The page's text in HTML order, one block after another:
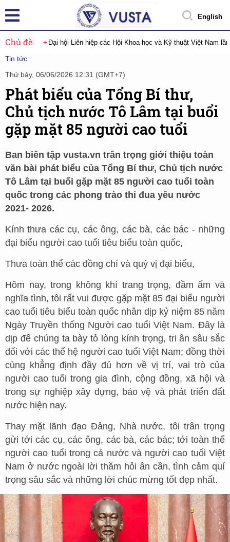
English
Chủ đề: Đại hội Liên hiệp các Hội Khoa học và Kỹ thuật Việt Nam
Tin tức
Thứ bảy, 06/06/2026 12:31 (GMT+7)
Phát biểu của Tổng Bí thư,
Chủ tịch nước Tô Lâm tại buổi
gặp mặt 85 người cao tuổi
Ban biên tập vusta.vn trân trọng giới thiệu toàn
văn bài phát biểu của Tổng Bí thư, Chủ tịch nước
Tô Lâm tại buổi gặp mặt 85 người cao tuổi toàn
quốc trong các phong trào thi đua yêu nước
2021- 2026.
Kính thưa các cụ, các ông, các bà, các bác - những
đại biểu người cao tuổi tiêu biểu toàn quốc,
Thưa toàn thể các đồng chí và quý vị đại biểu,
Hôm nay, trong không khí trang trọng, đầm ấm và
nghĩa tình, tôi rất vui được gặp mặt 85 đại biểu người
cao tuổi tiêu biểu toàn quốc nhân dịp kỷ niệm 85 năm
Ngày Truyền thống Người cao tuổi Việt Nam. Đây là
dịp để chúng ta bày tỏ lòng kính trọng, tri ân sâu sắc
đối với các thế hệ người cao tuổi Việt Nam; đồng thời
cùng khẳng định đầy đủ hơn về vị trí, vai trò của
người cao tuổi trong gia đình, cộng đồng, xã hội và
trong sự nghiệp xây dựng, bảo vệ và phát triển đất
nước hiện nay.
Thay mặt lãnh đạo Đảng, Nhà nước, tôi trân trọng
gửi tới các cụ, các ông, các bà, các bác; tới toàn thể
người cao tuổi trong cả nước và người cao tuổi Việt
Nam ở nước ngoài lời thăm hỏi ân cần, tình cảm quí
trọng sâu sắc và những lời chúc mừng tốt đẹp nhất.